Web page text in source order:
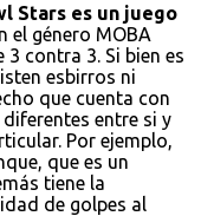
Stars es un juego
el género MOBA
contra 3. Si bien es
esbirros ni
que cuenta con
entre si y
Por ejemplo,
que es un
tiene la
de golpes al